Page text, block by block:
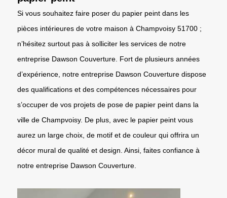
Si vous souhaitez faire poser du papier peint dans les
pièces intérieures de votre maison à Champvoisy 51700 ;
n’hésitez surtout pas à solliciter les services de notre
entreprise Dawson Couverture. Fort de plusieurs années
d’expérience, notre entreprise Dawson Couverture dispose
des qualifications et des compétences nécessaires pour
s’occuper de vos projets de pose de papier peint dans la
ville de Champvoisy. De plus, avec le papier peint vous
aurez un large choix, de motif et de couleur qui offrira un
décor mural de qualité et design. Ainsi, faites confiance à
notre entreprise Dawson Couverture.